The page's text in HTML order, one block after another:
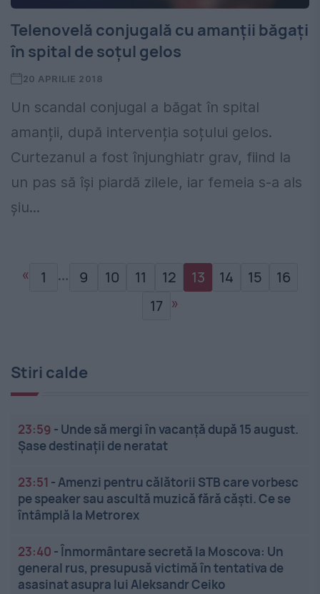
Telenovelă conjugală cu amanții băgați
în spital de soțul gelos
20 APRILIE 2018
Un scandal conjugal a băgat în spital
amanții, după intervenția soțului gelos.
Curtezanul a fost înjunghiatr grav, fiind la
un pas să își piardă zilele, iar femeia s-a als
șiu...
« 1 … 9 10 11 12 13 14 15
16
17 »
Stiri calde
23:59 - Unde să mergi în vacanță după 15 august.
Șase destinații de neratat
23:51 -Amenzi pentru călătorii STB care vorbesc
pe speaker sau ascultă muzică fără căști. Ce se
întâmplă la Metrorex
23:40 -Înmormântare secretă la Moscova: Un
general rus, presupusă victimă în tentativa de
asasinat asupra lui Aleksandr Ceiko